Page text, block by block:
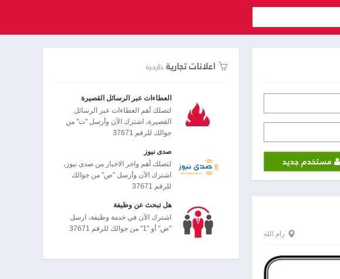
اعلانات تجارية خارجية
العطاءات عبر الرسائل القصيرة
لتصلك أهم العطاءات عبر الرسائل
القصيرة، اشترك الآن وأرسل "ت" من
جوالك للرقم 37671
صدى نيوز
لتصلك أهم واخر الاخبار من صدى نيوز،
اشترك الآن وأرسل "ص" من جوالك
للرقم 37671
هل تبحث عن وظيفة
اشترك الآن في خدمة وظيفة، ارسل
"ض" أو "1" من جوالك للرقم 37671
مستخدم جديد
رام الله